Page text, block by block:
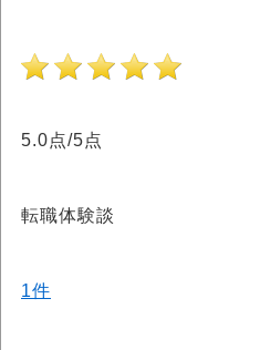
5.0点/5点
転職体験談
1件